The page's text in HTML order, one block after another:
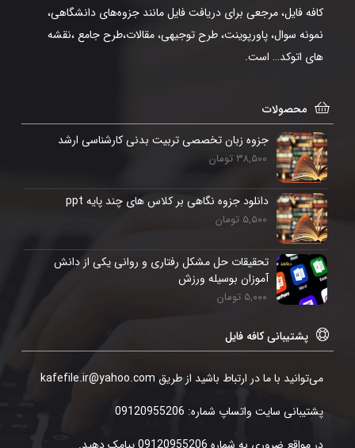
کافه فایل، مرجعی برای دریافت فایل مانند جزوه‌های دانشگاهی،
نمونه سوال، پاورپوینت، طرح توجیهی، مقالات،طرح جامع ،نقشه
های اتوکد… است.
محصولات
جزوه زبان تخصصی تربیت بدنی کارشناسی ارشد
۳۸,۵۰۰تومان
دانلود جزوه نگاهی بر کلاس های چند پایه ppt
۵,۵۰۰ تومان
تحقیقات حل مشکل رفتاری و روانی یکی از دانش
آموزان بوسیله ورزش
۵,۰۰۰ تومان
پشتیبانی کافه فایل
می‌توانید با ما در ارتباط باشید از طریق kafefile.ir@yahoo.com
پشتیبانی سایت واتساپ شماره: 09120955206